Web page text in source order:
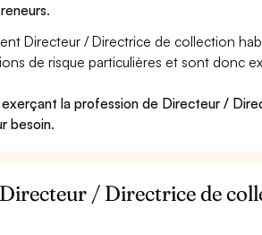
.
Directeur / Directrice de collection
de risque particulières et sont donc
la profession de Directeur /
besoin.
/ Directrice de